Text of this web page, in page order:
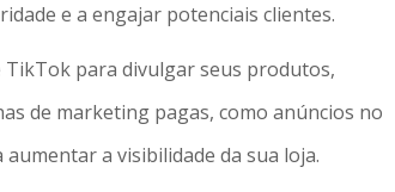
e a engajar potenciais clientes.
TikTok para divulgar seus produtos,
de marketing pagas, como anúncios no
a visibilidade da sua loja.